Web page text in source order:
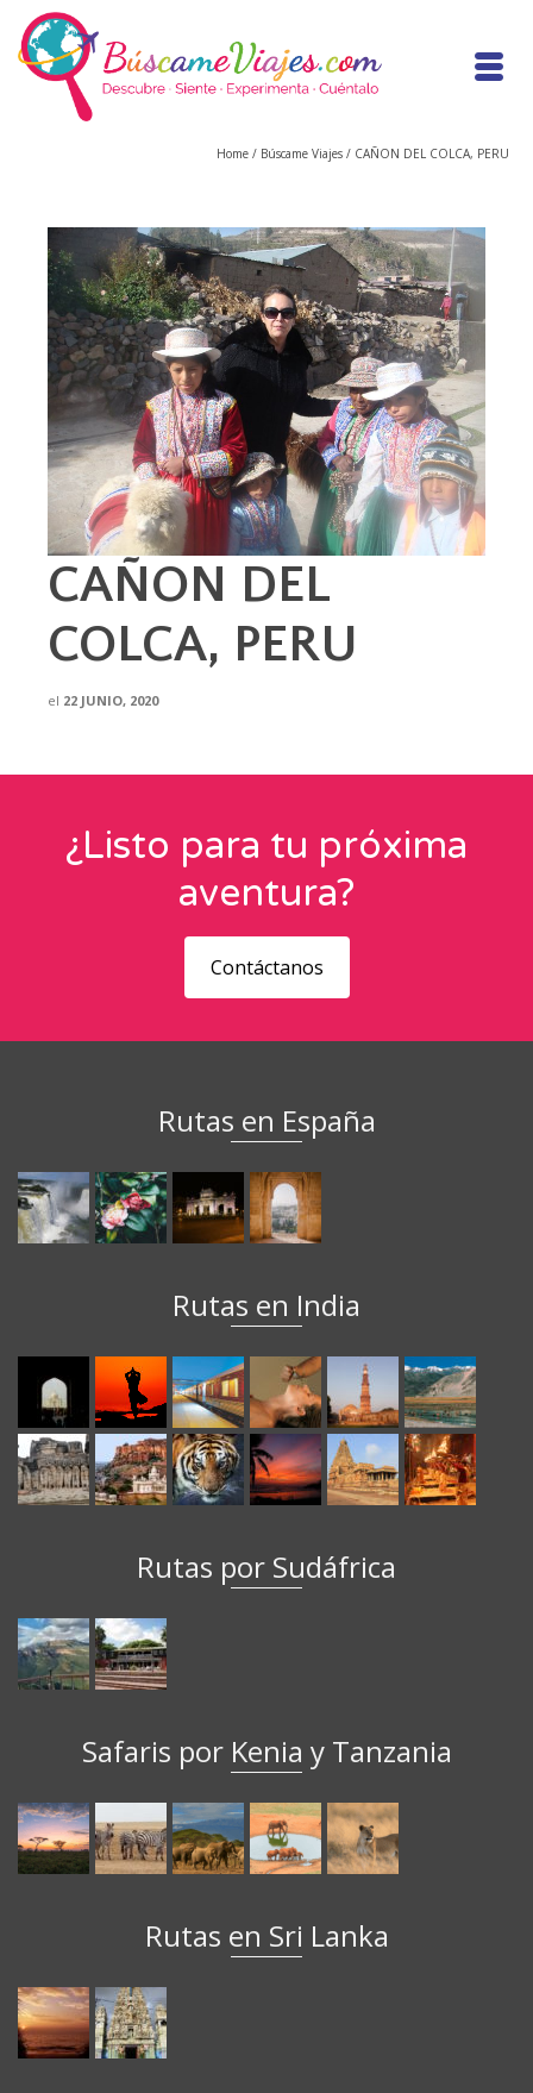
Home / Búscame Viajes / CAÑON DEL COLCA, PERU
CAÑON DEL
COLCA, PERU
el 22 JUNIO, 2020
¿Listo para tu próxima
aventura?
Contáctanos
Rutas en España
Rutas en India
Rutas por Sudáfrica
Safaris por Kenia y Tanzania
Rutas en Sri Lanka